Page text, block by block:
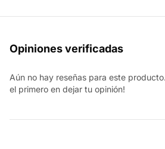
Opiniones verificadas
Aún no hay reseñas para este
el primero en dejar tu opinión!